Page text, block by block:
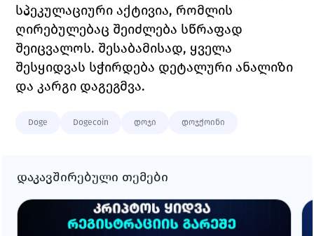
სპეკულაციური აქტივია, რომლის
ღირებულებაც შეიძლება სწრაფად
შეიცვალოს. შესაბამისად, ყველა
შესყიდვას სჭირდება დეტალური ანალიზი
და კარგი დაგეგმვა.
Doge Dogecoin დოჯი დოჯქოინი
დაკავშირებული თემები